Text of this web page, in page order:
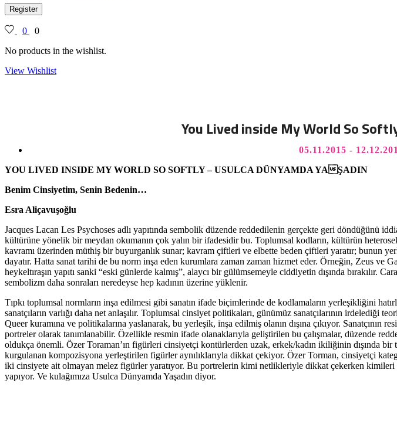
Register
0
0
No products in the wishlist.
View Wishlist
You Lived inside My World So
05.11.2015 -
YOU LIVED INSIDE MY WORLD SO SOFTLY – USULCA DÜNYAMDA YAŞADIN
Benim Cinsiyetim, Senin Bedenin…
Esra Aliçavuşoğlu
Jacques Lacan Les Psychoses adlı yapıtında sembolik düzende reddedilenin gerçekte geri döndüğünü
kültürüne yönelik bir meydan okumanın çok yalın bir ifadesidir bu. Toplumsal kodların, kültürün
kavramı üzerinden müthiş bir buyurganlık sunar; kavram çiftleri ve elbette beden çiftleri yaratır; bunun
dayatır. Hatta sanat tarihi de bu norm inşa eden kurumlara zaman zaman hizmet eder. Örneğin, Zeus ve
heykeltıraşın yapıtı sanki “eski günlerde kalmış”, alaycı bir gülümsemeyle ciddiyetin dışında bırakılır.
sembolizm daha sonraları neredeyse hep kadının üzerine yüklenir.
Tıpkı toplumsal normların inşa edilmesi gibi sanatın ifade biçimlerinde de kodlamaların yerleşikliğini
sanatçıların varlığı daha net anlaşılır. Toplumsal cinsiyet politikaları, günümüz sanatçılarının irdelediği
Queer kuramına ve politikalarına yaslanarak, bu yerleşik, inşa edilmiş olanın dışına çıkıyor. Sanatçının
portreler olarak tanımlanabilir. Özellikle resmin ifade olanaklarıyla geliştirilen bu çalışmalar, düzende
oldukça önemli. Özer Toraman’ın figürleri cinsiyetçi kontürlerden uzak, erkek/kadın ikiliğinin dışında
kurgulanan kompozisyona yerleştirilen figürler aynılıklarıyla dikkat çekiyor. Özer Torman, cinsiyetçi
iki cinsiyete ait olmayan melez figürler yaratıyor. Bu portrelerin kimi netlikleriyle dikkat çekerken kimileri
yapıyor. Ve kulağımıza Usulca Dünyamda Yaşadın diyor.